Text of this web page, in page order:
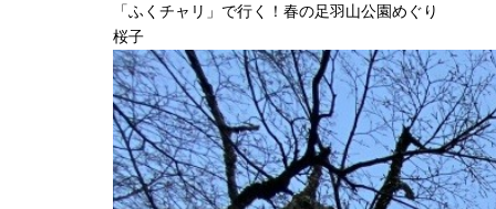
「ふくチャリ」で行く！春の足羽山公園めぐり
桜子